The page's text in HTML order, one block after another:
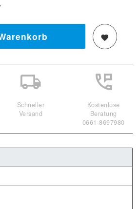
Schneller
Versand
Kostenlose
Beratung
0661-8697980